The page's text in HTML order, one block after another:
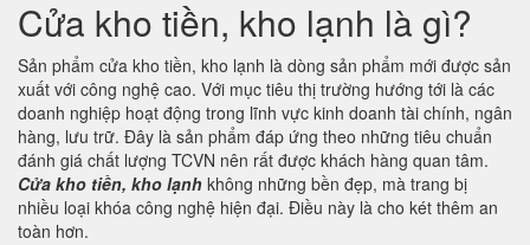
Cửa kho tiền, kho lạnh là gì?
Sản phẩm cửa kho tiền, kho lạnh là dòng sản phẩm mới được sản
xuất với công nghệ cao. Với mục tiêu thị trường hướng tới là các
doanh nghiệp hoạt động trong lĩnh vực kinh doanh tài chính, ngân
hàng, lưu trữ. Đây là sản phẩm đáp ứng theo những tiêu chuẩn
đánh giá chất lượng TCVN nên rất được khách hàng quan tâm.
Cửa kho tiền, kho lạnh không những bền đẹp, mà trang bị
nhiều loại khóa công nghệ hiện đại. Điều này là cho két thêm an
toàn hơn.